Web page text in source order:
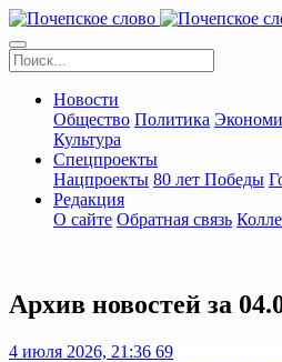
Новости
Общество Политика
Культура
Спецпроекты
Нацпроекты 80 лет Победы
Редакция
О сайте Обратная связь
Архив новостей за
4 июля 2026, 21:36 69